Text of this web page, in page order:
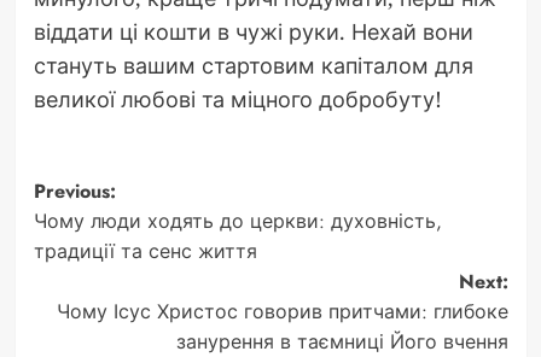
віддати ці кошти в чужі руки. Нехай вони
стануть вашим стартовим капіталом для
великої любові та міцного добробуту!
Post
navigation
Previous:
Чому люди ходять до церкви: духовність,
традиції та сенс життя
Next:
Чому Ісус Христос говорив притчами: глибоке
занурення в таємниці Його вчення